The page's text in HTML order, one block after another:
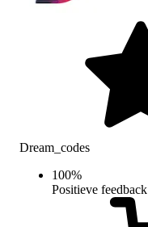
Dream_codes
100%
Positieve feedback